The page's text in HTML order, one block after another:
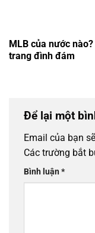
MLB của nước
trang đình đám
Để lại một
Email của bạn
Các trường bắt
Bình luận*